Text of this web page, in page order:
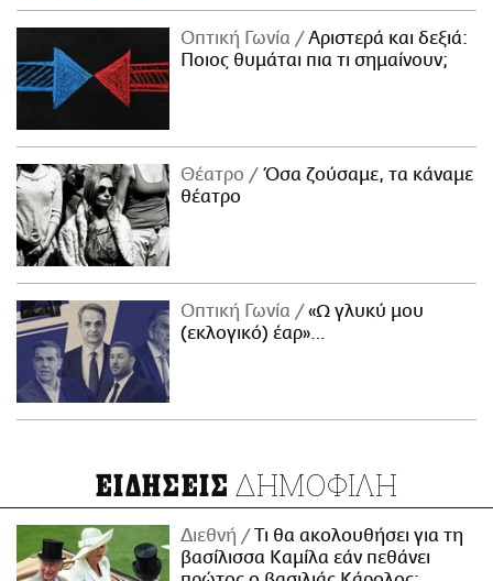
Οπτική Γωνία
Αριστερά και δεξιά:
Ποιος θυμάται πια τι σημαίνουν;
Θέατρο
Όσα ζούσαμε, τα κάναμε
θέατρο
Οπτική Γωνία
«Ω γλυκύ μου
(εκλογικό) έαρ»…
ΕΙΔΗΣΕΙΣ ΔΗΜΟΦΙΛΗ
Διεθνή
Τι θα ακολουθήσει για τη
βασίλισσα Καμίλα εάν πεθάνει